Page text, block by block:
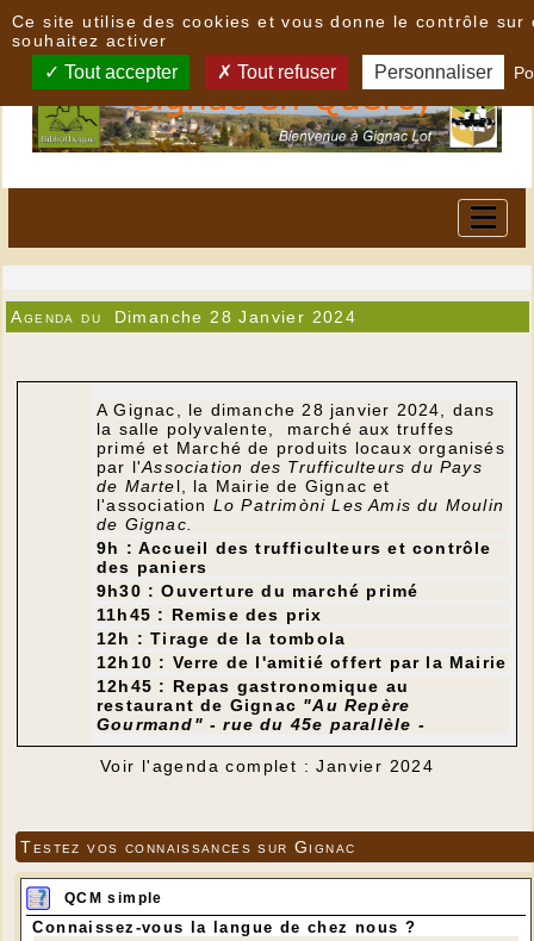
Agenda du Dimanche 28 Janvier 2024
A Gignac, le dimanche 28 janvier 2024, dans
la salle polyvalente, marché aux truffes
primé et Marché de produits locaux organisés
par l'Association des Trufficulteurs du Pays
de Martel, la Mairie de Gignac et
l'association Lo Patrimòni Les Amis du Moulin
de Gignac.
9h : Accueil des trufficulteurs et contrôle
des paniers
9h30 : Ouverture du marché primé
11h45 : Remise des prix
12h : Tirage de la tombola
12h10 : Verre de l'amitié offert par la Mairie
12h45 : Repas gastronomique au
restaurant de Gignac "Au Repère
Gourmand" - rue du 45e parallèle -
Voir l'agenda complet : Janvier 2024
Testez vos connaissances sur Gignac
QCM simple
Connaissez-vous la langue de chez nous ?
Ce site utilise des cookies et vous donne le contrôle sur
souhaitez activer
Tout accepter Tout refuser Personnaliser